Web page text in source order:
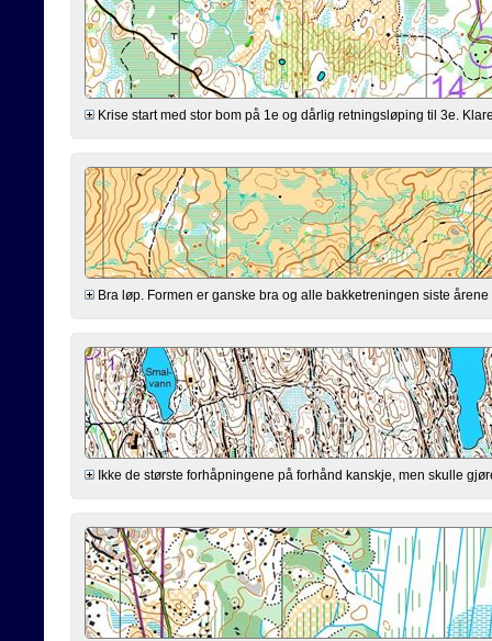
Krise start med stor bom på 1e og dårlig retningsløping til 3e.
Bra løp. Formen er ganske bra og alle bakketreningen siste
Ikke de største forhåpningene på forhånd kanskje, men skulle